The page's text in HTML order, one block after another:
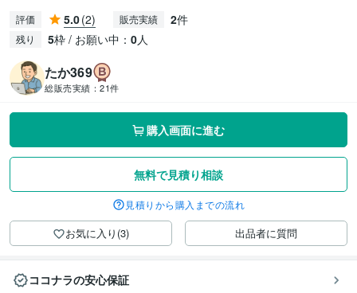
評価 5.0(2) 販売実績 2件
残り 5枠 / お願い中： 0人
たか369
総販売実績： 21件
購入画面に進む
無料で見積り相談
見積りから購入までの流れ
お気に入り(3) 出品者に質問
ココナラの安心保証